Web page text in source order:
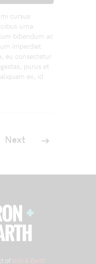
cursus
urna
bibendum ac
imperdiet
eu consectetur
purus et
ex, id
Next
of Iron & Earth